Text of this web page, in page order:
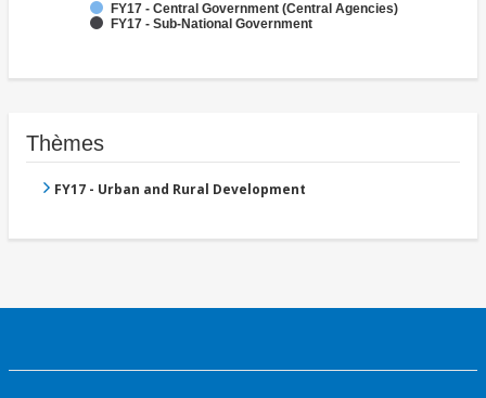
FY17 - Central Government (Central Agencies)
FY17 - Sub-National Government
Thèmes
FY17 - Urban and Rural Development